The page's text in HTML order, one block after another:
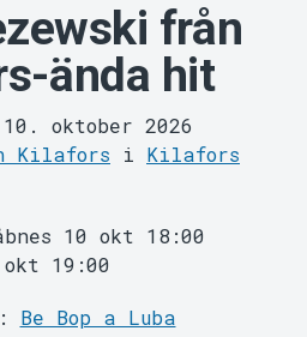
från
ända hit
oktober 2026
Kilafors i Kilafors
10 okt 18:00
19:00
Be Bop a Luba